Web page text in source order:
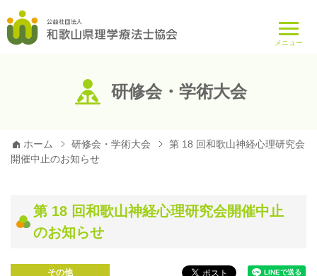
メニュー
研修会・学術大会
ホーム 研修会・学術大会
第 18 回和歌山神経心理研究会
開催中止のお知らせ
第 18 回和歌山神経心理研究会開催中止
のお知らせ
その他